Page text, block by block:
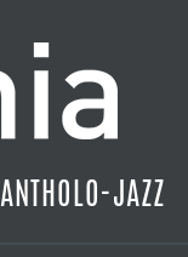
ANTHOLO-JAZZ